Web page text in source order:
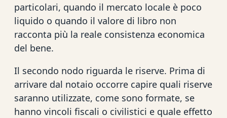
particolari, quando il mercato locale è poco
liquido o quando il valore di libro non
racconta più la reale consistenza economica
del bene.
Il secondo nodo riguarda le riserve. Prima di
arrivare dal notaio occorre capire quali riserve
saranno utilizzate, come sono formate, se
hanno vincoli fiscali o civilistici e quale effetto